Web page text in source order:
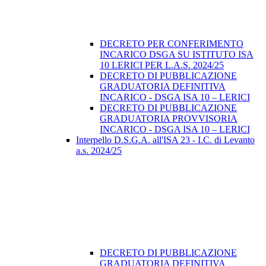
DECRETO PER CONFERIMENTO
INCARICO DSGA SU ISTITUTO ISA
10 LERICI PER L.A.S. 2024/25
DECRETO DI PUBBLICAZIONE
GRADUATORIA DEFINITIVA
INCARICO - DSGA ISA 10 – LERICI
DECRETO DI PUBBLICAZIONE
GRADUATORIA PROVVISORIA
INCARICO - DSGA ISA 10 – LERICI
Interpello D.S.G.A. all'ISA 23 - I.C. di Levanto
a.s. 2024/25
DECRETO DI PUBBLICAZIONE
GRADUATORIA DEFINITIVA